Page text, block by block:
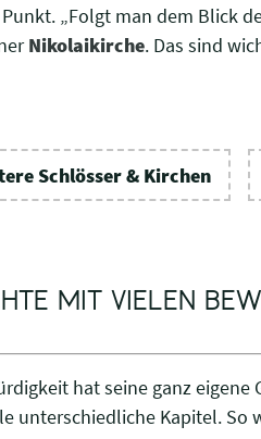
„Folgt man dem Blick
Nikolaikirche. Das sind
Schlösser & Kirchen
MIT VIELEN
hat seine ganz eigene
unterschiedliche Kapitel. So